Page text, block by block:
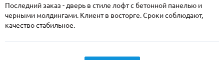
Последний заказ - дверь в стиле лофт с бетонной панелью и
черными молдингами. Клиент в восторге. Сроки соблюдают,
качество стабильное.